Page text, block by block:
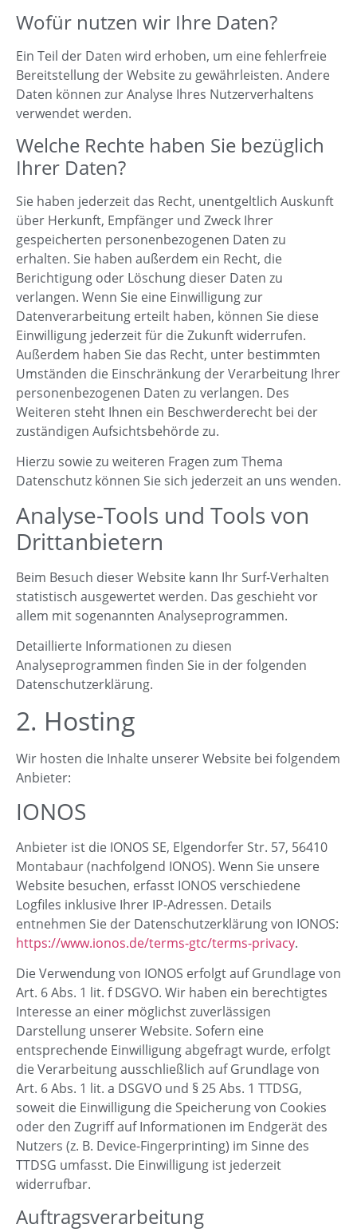
Wofür nutzen wir Ihre Daten?
Ein Teil der Daten wird erhoben, um eine fehlerfreie
Bereitstellung der Website zu gewährleisten. Andere
Daten können zur Analyse Ihres Nutzerverhaltens
verwendet werden.
Welche Rechte haben Sie bezüglich
Ihrer Daten?
Sie haben jederzeit das Recht, unentgeltlich Auskunft
über Herkunft, Empfänger und Zweck Ihrer
gespeicherten personenbezogenen Daten zu
erhalten. Sie haben außerdem ein Recht, die
Berichtigung oder Löschung dieser Daten zu
verlangen. Wenn Sie eine Einwilligung zur
Datenverarbeitung erteilt haben, können Sie diese
Einwilligung jederzeit für die Zukunft widerrufen.
Außerdem haben Sie das Recht, unter bestimmten
Umständen die Einschränkung der Verarbeitung Ihrer
personenbezogenen Daten zu verlangen. Des
Weiteren steht Ihnen ein Beschwerderecht bei der
zuständigen Aufsichtsbehörde zu.
Hierzu sowie zu weiteren Fragen zum Thema
Datenschutz können Sie sich jederzeit an uns wenden.
Analyse-Tools und Tools von
Dritt­anbietern
Beim Besuch dieser Website kann Ihr Surf-Verhalten
statistisch ausgewertet werden. Das geschieht vor
allem mit sogenannten Analyseprogrammen.
Detaillierte Informationen zu diesen
Analyseprogrammen finden Sie in der folgenden
Datenschutzerklärung.
2. Hosting
Wir hosten die Inhalte unserer Website bei folgendem
Anbieter:
IONOS
Anbieter ist die IONOS SE, Elgendorfer Str. 57, 56410
Montabaur (nachfolgend IONOS). Wenn Sie unsere
Website besuchen, erfasst IONOS verschiedene
Logfiles inklusive Ihrer IP-Adressen. Details
entnehmen Sie der Datenschutzerklärung von IONOS:
https://www.ionos.de/terms-gtc/terms-privacy.
Die Verwendung von IONOS erfolgt auf Grundlage von
Art. 6 Abs. 1 lit. f DSGVO. Wir haben ein berechtigtes
Interesse an einer möglichst zuverlässigen
Darstellung unserer Website. Sofern eine
entsprechende Einwilligung abgefragt wurde, erfolgt
die Verarbeitung ausschließlich auf Grundlage von
Art. 6 Abs. 1 lit. a DSGVO und § 25 Abs. 1 TTDSG,
soweit die Einwilligung die Speicherung von Cookies
oder den Zugriff auf Informationen im Endgerät des
Nutzers (z. B. Device-Fingerprinting) im Sinne des
TTDSG umfasst. Die Einwilligung ist jederzeit
widerrufbar.
Auftragsverarbeitung